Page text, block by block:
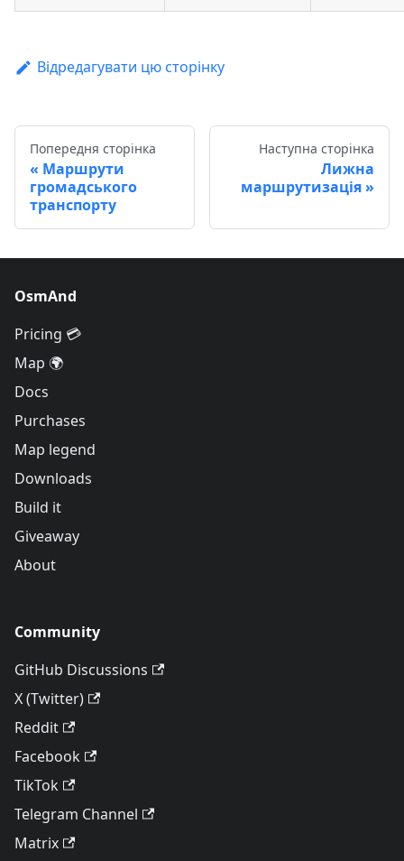
Відредагувати цю сторінку
Попередня сторінка
Маршрути
громадського
транспорту
Наступна сторінка
Лижна
маршрутизація
OsmAnd
Pricing 💳
Map 🌍
Docs
Purchases
Map legend
Downloads
Build it
Giveaway
About
Community
GitHub Discussions
X (Twitter)
Reddit
Facebook
TikTok
Telegram Channel
Matrix